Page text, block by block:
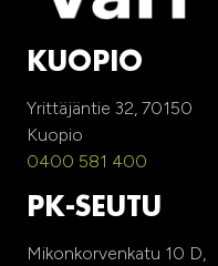
KUOPIO
Yrittäjäntie 32, 70150
Kuopio
0400 581 400
PK-SEUTU
Mikonkorvenkatu 10 D,